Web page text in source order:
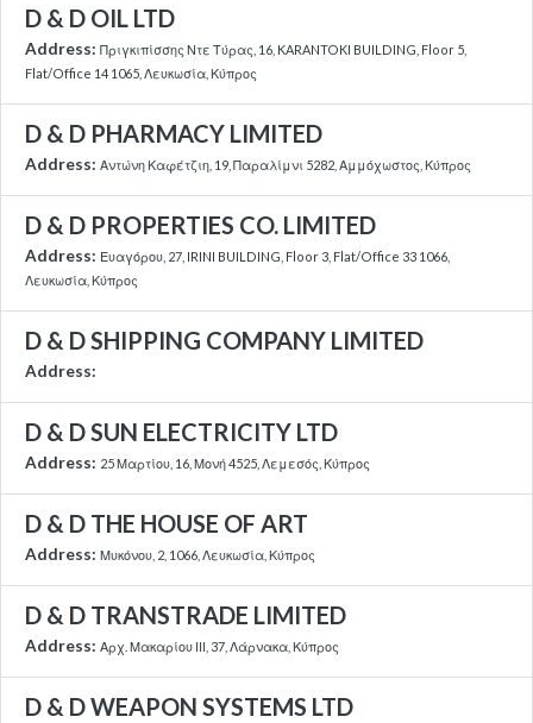
D & D OIL LTD
Address: Πριγκιπίσσης Ντε Τύρας, 16, KARANTOKI BUILDING, Floor 5,
Flat/Office 14 1065, Λευκωσία, Κύπρος
D & D PHARMACY LIMITED
Address: Αντώνη Καφέτζιη, 19, Παραλίμνι 5282, Αμμόχωστος, Κύπρος
D & D PROPERTIES CO. LIMITED
Address: Ευαγόρου, 27, IRINI BUILDING, Floor 3, Flat/Office 33 1066,
Λευκωσία, Κύπρος
D & D SHIPPING COMPANY LIMITED
Address:
D & D SUN ELECTRICITY LTD
Address: 25 Μαρτίου, 16, Μονή 4525, Λεμεσός, Κύπρος
D & D THE HOUSE OF ART
Address: Μυκόνου, 2, 1066, Λευκωσία, Κύπρος
D & D TRANSTRADE LIMITED
Address: Αρχ. Μακαρίου ΙΙΙ, 37, Λάρνακα, Κύπρος
D & D WEAPON SYSTEMS LTD